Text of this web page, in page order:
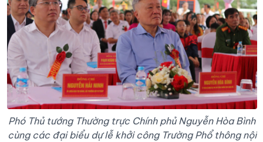
Phó Thủ tướng Thường trực Chính phủ Nguyễn Hòa Bình
cùng các đại biểu dự lễ khởi công Trường Phổ thông nội